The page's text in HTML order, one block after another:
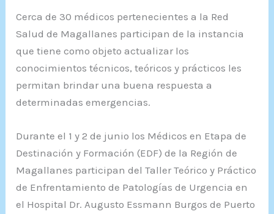
Cerca de 30 médicos pertenecientes a la Red
Salud de Magallanes participan de la instancia
que tiene como objeto actualizar los
conocimientos técnicos, teóricos y prácticos les
permitan brindar una buena respuesta a
determinadas emergencias.
Durante el 1 y 2 de junio los Médicos en Etapa de
Destinación y Formación (EDF) de la Región de
Magallanes participan del Taller Teórico y Práctico
de Enfrentamiento de Patologías de Urgencia en
el Hospital Dr. Augusto Essmann Burgos de Puerto